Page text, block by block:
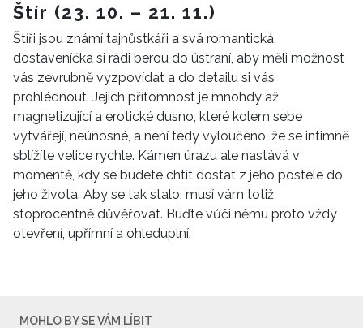
Štír (23. 10. – 21. 11.)
Štíři jsou známí tajnůstkáři a svá romantická
dostaveníčka si rádi berou do ústraní, aby měli možnost
vás zevrubně vyzpovídat a do detailu si vás
prohlédnout. Jejich přítomnost je mnohdy až
magnetizující a erotické dusno, které kolem sebe
vytvářejí, neúnosné, a není tedy vyloučeno, že se intimně
sblížíte velice rychle. Kámen úrazu ale nastává v
momentě, kdy se budete chtít dostat z jeho postele do
jeho života. Aby se tak stalo, musí vám totiž
stoprocentně důvěřovat. Buďte vůči němu proto vždy
otevření, upřímní a ohleduplní.
MOHLO BY SE VÁM LÍBIT